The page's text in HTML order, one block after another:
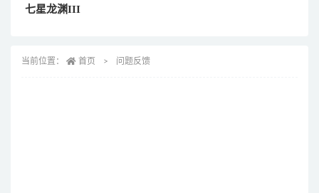
七星龙渊III
当前位置： 首页 问题反馈